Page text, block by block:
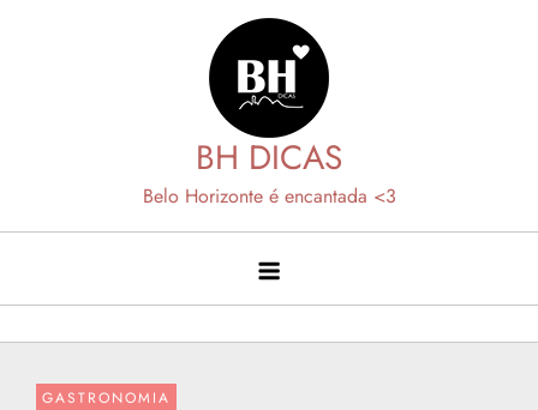
BH DICAS
Belo Horizonte é encantada <3
GASTRONOMIA